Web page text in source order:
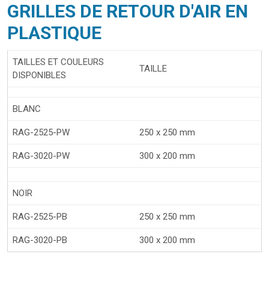
GRILLES DE RETOUR D'AIR EN
PLASTIQUE
TAILLES ET COULEURS
DISPONIBLES
TAILLE
BLANC
RAG-2525-PW 250 x 250 mm
RAG-3020-PW 300 x 200 mm
NOIR
RAG-2525-PB 250 x 250 mm
RAG-3020-PB 300 x 200 mm